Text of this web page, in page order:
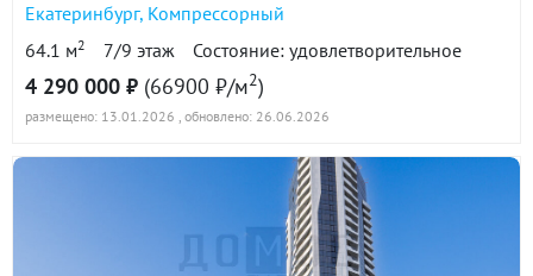
Екатеринбург, Компрессорный
64.1 м2 7/9 этаж Состояние: удовлетворительное
4 290 000 ₽ (66900 ₽/м2)
размещено: 13.01.2026 , обновлено: 26.06.2026